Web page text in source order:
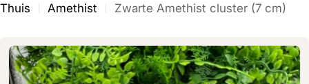
Thuis Amethist Zwarte Amethist cluster (7 cm)